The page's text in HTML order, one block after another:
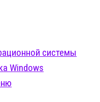
системы
Windows